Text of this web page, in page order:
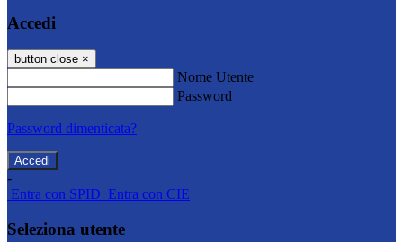
Accedi
button close ×
Nome Utente
Password
Password dimenticata?
-
Entra con SPID Entra con CIE
Seleziona utente